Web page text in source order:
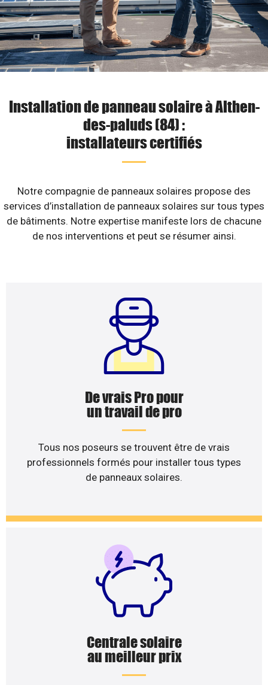
Installation de panneau solaire à Althen-
des-paluds (84) :
installateurs certifiés
Notre compagnie de panneaux solaires propose des
services d’installation de panneaux solaires sur tous types
de bâtiments. Notre expertise manifeste lors de chacune
de nos interventions et peut se résumer ainsi.
De vrais Pro pour
un travail de pro
Tous nos poseurs se trouvent être de vrais
professionnels formés pour installer tous types
de panneaux solaires.
Centrale solaire
au meilleur prix